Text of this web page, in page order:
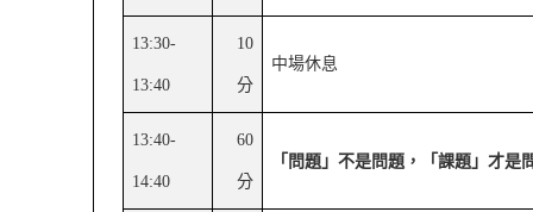
13:30-
13:40
10
分
中場休息
13:40-
14:40
60
分
「問題」不是問題，「課題」才是